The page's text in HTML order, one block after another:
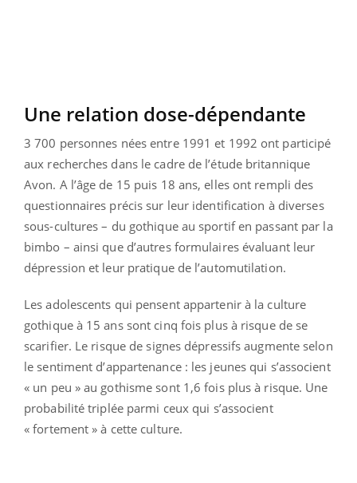
Une relation dose-dépendante
3 700 personnes nées entre 1991 et 1992 ont participé
aux recherches dans le cadre de l’étude britannique
Avon. A l’âge de 15 puis 18 ans, elles ont rempli des
questionnaires précis sur leur identification à diverses
sous-cultures – du gothique au sportif en passant par la
bimbo – ainsi que d’autres formulaires évaluant leur
dépression et leur pratique de l’automutilation.
Les adolescents qui pensent appartenir à la culture
gothique à 15 ans sont cinq fois plus à risque de se
scarifier. Le risque de signes dépressifs augmente selon
le sentiment d’appartenance : les jeunes qui s’associent
« un peu » au gothisme sont 1,6 fois plus à risque. Une
probabilité triplée parmi ceux qui s’associent
« fortement » à cette culture.